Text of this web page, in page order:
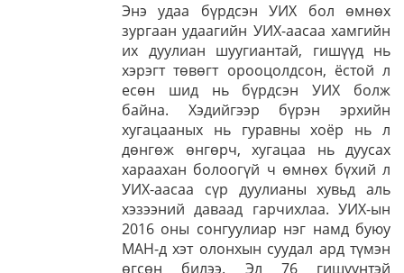
Энэ удаа бүрдсэн УИХ бол өмнөх
зургаан удаагийн УИХ-аасаа хамгийн
их дуулиан шуугиантай, гишүүд нь
хэрэгт төвөгт орооцолдсон, ёстой л
есөн шид нь бүрдсэн УИХ болж
байна. Хэдийгээр бүрэн эрхийн
хугацааных нь гуравны хоёр нь л
дөнгөж өнгөрч, хугацаа нь дуусах
хараахан болоогүй ч өмнөх бүхий л
УИХ-аасаа сүр дуулианы хувьд аль
хэзээний даваад гарчихлаа. УИХ-ын
2016 оны сонгуулиар нэг намд буюу
МАН-д хэт олонхын суудал ард түмэн
өгсөн билээ. Эл 76 гишүүнтэй